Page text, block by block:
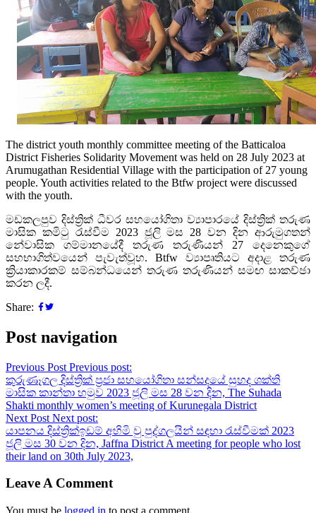
The district youth monthly committee meeting of the Batticaloa
District Fisheries Solidarity Movement was held on 28 July 2023 at
Arumugathan Residential Village with the participation of 27 young
people. Youth activities related to the Btfw project were discussed
with the youth.
මඩකලපුව දිස්ත්‍රික් ධීවර සහයෝගිතා ව්‍යාපාරයේ දිස්ත්‍රික් තරුණ
මාසික කමිටු රැස්වීම 2023 ජූලි මස 28 වන දින ආරුමුගතන්
නේවාසික ගම්මානයේදී තරුණ තරුණියන් 27 දෙනෙකුගේ
සහභාගිත්වයෙන් පැවැත්වූහ. Btfw ව්‍යාපෘතියට අදාළ තරුණ
ක්‍රියාකාරකම් සම්බන්ධයෙන් තරුණ තරුණියන් සමඟ සාකච්ඡා
කරන ලදී.
Share:
Post navigation
Previous Post Previous post:
කුරුණෑගල දිස්ත්‍රික් ප්‍රජා සහයෝගිතා සන්සදයේ සුහද ශක්ති
මාසික කාන්තා හමුව 2023 ජූලි මස 28 වන දින, The Suhada
Shakti monthly women’s meeting of Kurunegala District
Next Post Next post:
යාපනය දිස්ත්‍රික්ඉඩම් අහිමි වු පුද්ගලයින් සඳහා රැස්වීමක් 2023
ජූලි මස 30 වන දින, Jaffna District A meeting for people who lost
their land on 30th July 2023,
Leave A Comment
You must be logged in to post a comment.